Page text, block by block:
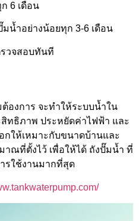
6 เดือน
น้ำอย่างน้อยทุก 3-6 เดือน
วจสอบทันที
องการ จะทำให้ระบบน้ำใน
ทธิภาพ ประหยัดค่าไฟฟ้า และ
ให้เหมาะกับขนาดบ้านและ
าณที่ตั้งไว้ เพื่อให้ได้ ถังปั๊มน้ำ ที่
รใช้งานมากที่สุด